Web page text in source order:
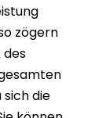
zögern
des
sich die